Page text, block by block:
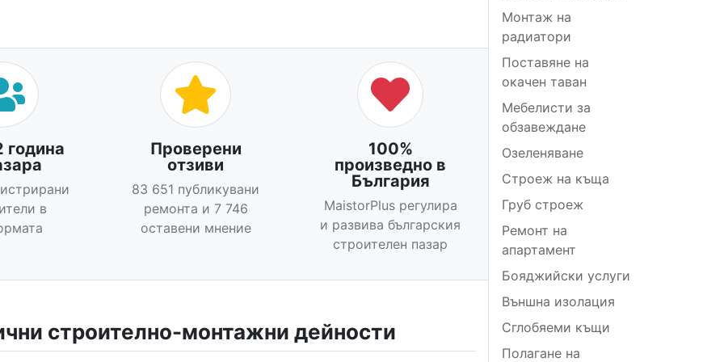
година
в
Проверени
отзиви
83 651 публикувани
ремонта и 7 746
оставени мнение
100%
произведно в
България
MaistorPlus регулира
и развива българския
строителен пазар
строително-монтажни дейности
Монтаж на
радиатори
Поставяне на
окачен таван
Мебелисти за
обзавеждане
Озеленяване
Строеж на къща
Груб строеж
Ремонт на
апартамент
Бояджийски услуги
Външна изолация
Сглобяеми къщи
Полагане на